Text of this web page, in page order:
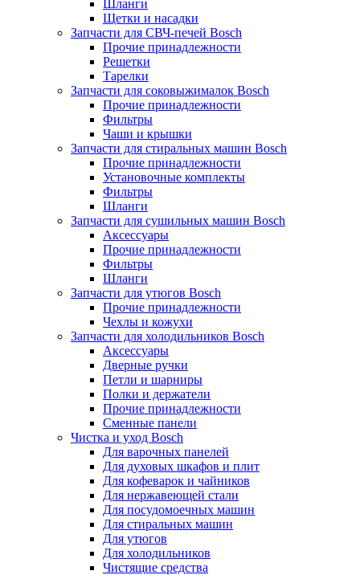
Шланги
Щетки и насадки
Запчасти для СВЧ-печей Bosch
Прочие принадлежности
Решетки
Тарелки
Запчасти для соковыжималок Bosch
Прочие принадлежности
Фильтры
Чаши и крышки
Запчасти для стиральных машин Bosch
Прочие принадлежности
Установочные комплекты
Фильтры
Шланги
Запчасти для сушильных машин Bosch
Аксессуары
Прочие принадлежности
Фильтры
Шланги
Запчасти для утюгов Bosch
Прочие принадлежности
Чехлы и кожухи
Запчасти для холодильников Bosch
Аксессуары
Дверные ручки
Петли и шарниры
Полки и держатели
Прочие принадлежности
Сменные панели
Чистка и уход Bosch
Для варочных панелей
Для духовых шкафов и плит
Для кофеварок и чайников
Для нержавеющей стали
Для посудомоечных машин
Для стиральных машин
Для утюгов
Для холодильников
Чистящие средства